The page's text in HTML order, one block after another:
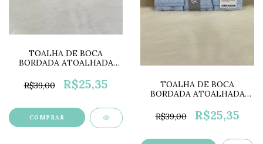
TOALHA DE BOCA
BORDADA ATOALHADA
R$39,00
R$25,35
COMPRAR
TOALHA DE BOCA
BORDADA ATOALHADA
R$39,00
R$25,35